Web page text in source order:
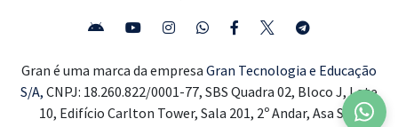
Gran é uma marca da empresa Gran Tecnologia e Educação
S/A, CNPJ: 18.260.822/0001-77, SBS Quadra 02, Bloco J, Lote
10, Edifício Carlton Tower, Sala 201, 2º Andar, Asa Sul,